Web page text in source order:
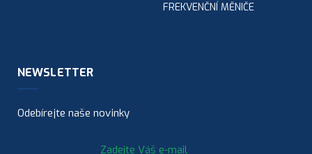
FREKVENČNÍ MĚNIČE
NEWSLETTER
Odebírejte naše novinky